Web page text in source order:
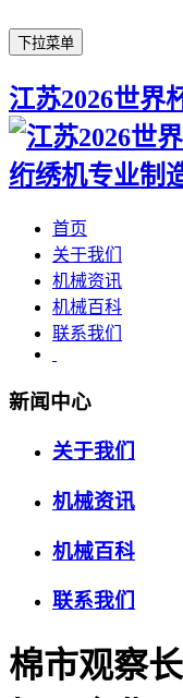
下拉菜单
江苏2026世界
首页
关于我们
机械资讯
机械百科
联系我们
新闻中心
关于我们
机械资讯
机械百科
联系我们
棉市观察